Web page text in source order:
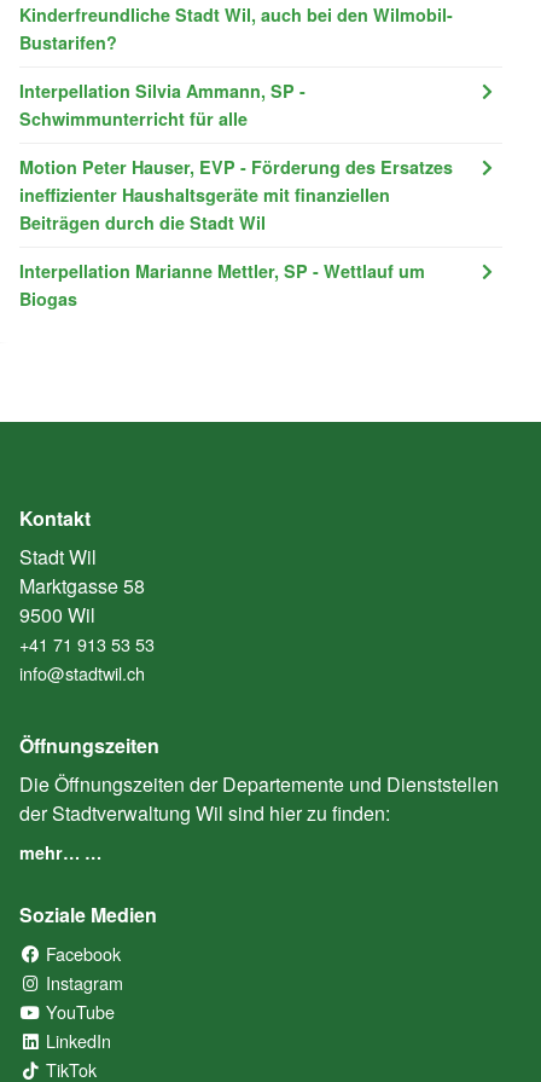
Kinderfreundliche Stadt Wil, auch bei den Wilmobil-
Bustarifen?
Interpellation Silvia Ammann, SP -
Schwimmunterricht für alle
Motion Peter Hauser, EVP - Förderung des Ersatzes
ineffizienter Haushaltsgeräte mit finanziellen
Beiträgen durch die Stadt Wil
Interpellation Marianne Mettler, SP - Wettlauf um
Biogas
Kontakt
Stadt Wil
Marktgasse 58
9500 Wil
+41 71 913 53 53
info@stadtwil.ch
Öffnungszeiten
Die Öffnungszeiten der Departemente und Dienststellen
der Stadtverwaltung Wil sind hier zu finden:
mehr… …
Soziale Medien
Facebook
Instagram
YouTube
LinkedIn
TikTok